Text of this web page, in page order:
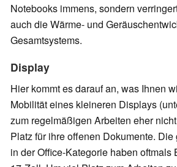
Notebooks immens, sondern
auch die Wärme- und
Gesamtsystems.
Display
Hier kommt es darauf an, was Ihnen
Mobilität eines kleineren Displays
zum regelmäßigen Arbeiten eher
Platz für ihre offenen Dokumente.
in der Office-Kategorie haben